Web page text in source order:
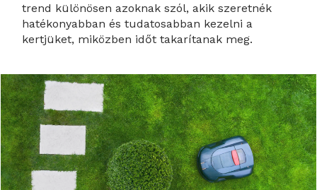
trend különösen azoknak szól, akik szeretnék
hatékonyabban és tudatosabban kezelni a
kertjüket, miközben időt takarítanak meg.